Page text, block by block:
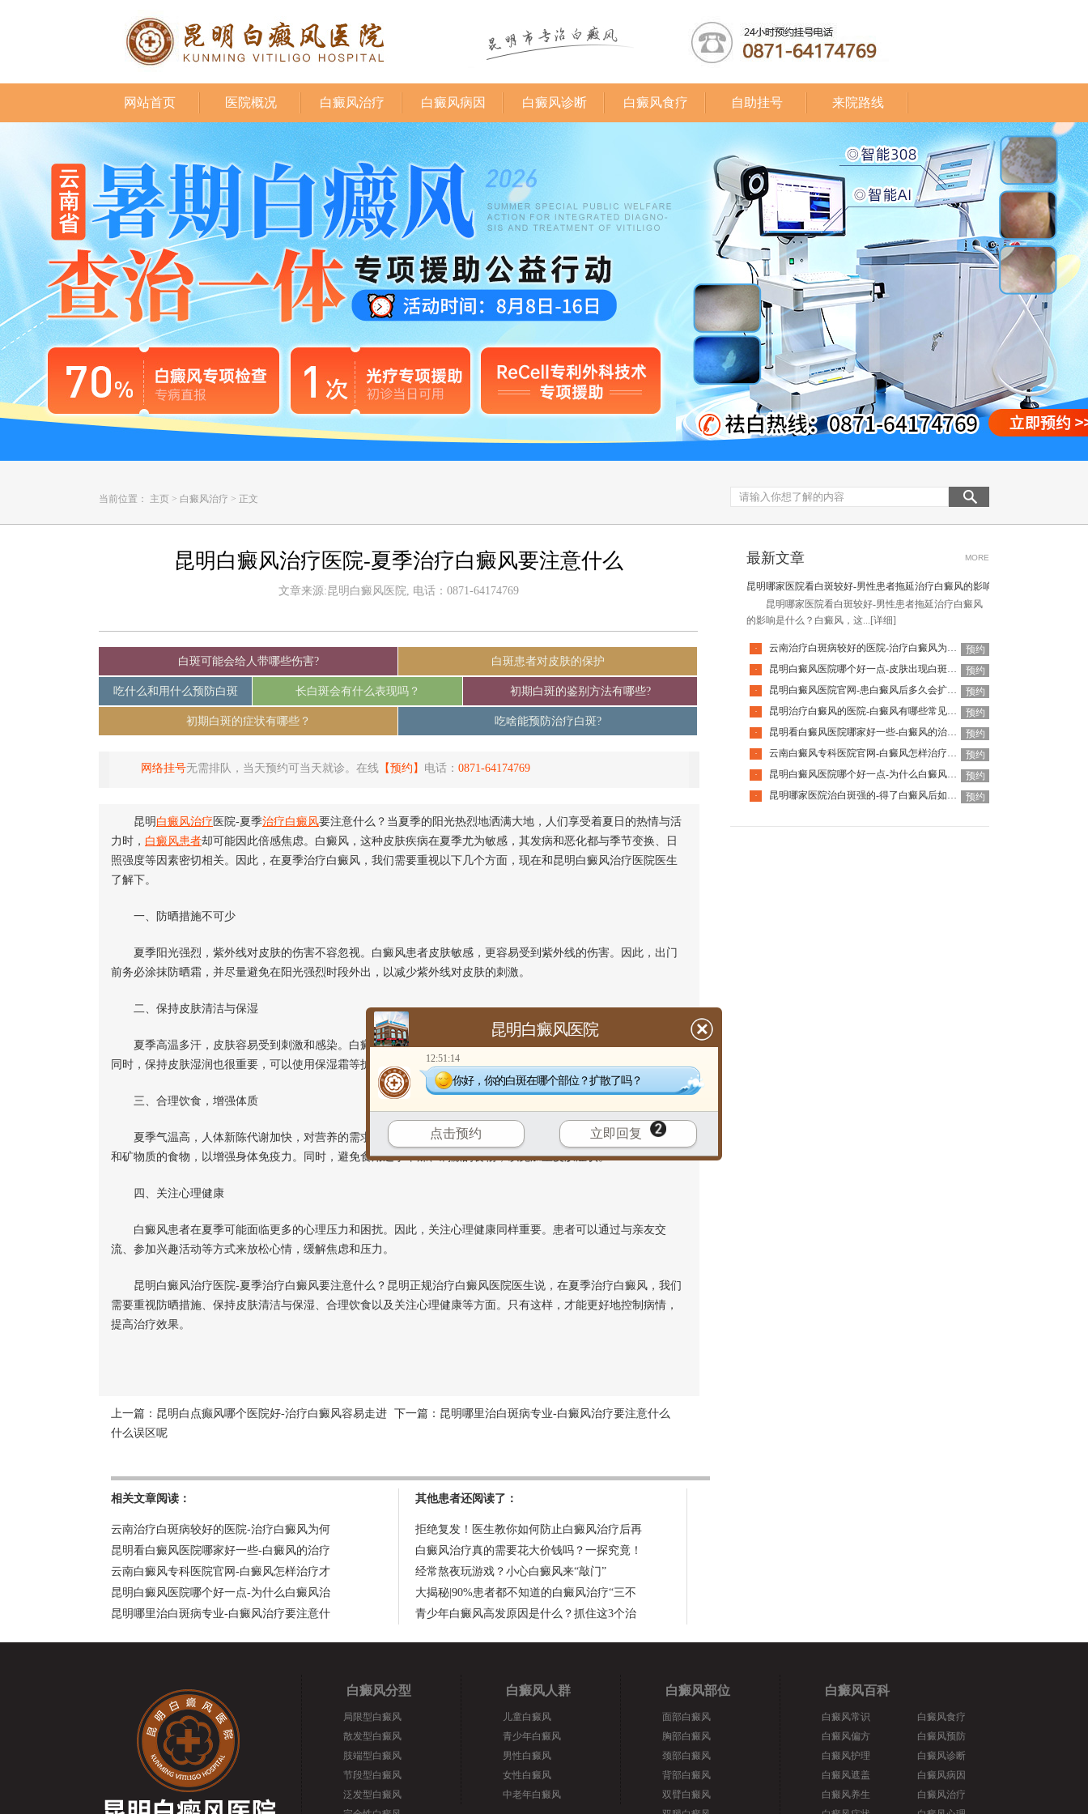
网站首页 医院概况 白癜风治疗 白癜风病因 白癜风诊断 白癜风食疗 自助挂号 来院路线
当前位置： 主页 > 白癜风治疗 > 正文
昆明白癜风治疗医院-夏季治疗白癜风要注意什么
文章来源:昆明白癜风医院, 电话：0871-64174769
白斑可能会给人带哪些伤害? 白斑患者对皮肤的保护
吃什么和用什么预防白斑 长白斑会有什么表现吗？ 初期白斑的鉴别方法有哪些?
初期白斑的症状有哪些？ 吃啥能预防治疗白斑?
网络挂号无需排队，当天预约可当天就诊。在线 【预约】 电话： 0871-64174769
昆明 白癜风治疗 医院-夏季治疗白癜风要注意什么？当夏季的阳光热烈地洒满大地，人们享受着夏日的热情与活
力时， 白癜风患者却可能因此倍感焦虑。白癜风，这种皮肤疾病在夏季尤为敏感，其发病和恶化都与季节变换、日
照强度等因素密切相关。因此，在夏季治疗白癜风，我们需要重视以下几个方面，现在和昆明白癜风治疗医院医生
了解下。
一、防晒措施不可少
夏季阳光强烈，紫外线对皮肤的伤害不容忽视。白癜风患者皮肤敏感，更容易受到紫外线的伤害。因此，出门
前务必涂抹防晒霜，并尽量避免在阳光强烈时段外出，以减少紫外线对皮肤的刺激。
二、保持皮肤清洁与保湿
夏季高温多汗，皮肤容易受到刺激和感染。白癜风患者应保持皮肤清洁，定期洗澡，并使用温和的洗护产品。
同时，保持皮肤湿润也很重要，可以使用保湿霜等护肤品来锁住皮肤水分。
三、合理饮食，增强体质
夏季气温高，人体新陈代谢加快，对营养的需求也相应增加。白癜风患者应保证饮食均衡，多摄入富含维生素
和矿物质的食物，以增强身体免疫力。同时，避免食用过于辛辣、刺激的食物，以免加重皮肤症状。
四、关注心理健康
白癜风患者在夏季可能面临更多的心理压力和困扰。因此，关注心理健康同样重要。患者可以通过与亲友交
流、参加兴趣活动等方式来放松心情，缓解焦虑和压力。
昆明白癜风治疗医院-夏季治疗白癜风要注意什么？昆明正规治疗白癜风医院医生说，在夏季治疗白癜风，我们
需要重视防晒措施、保持皮肤清洁与保湿、合理饮食以及关注心理健康等方面。只有这样，才能更好地控制病情，
提高治疗效果。
上一篇： 昆明白点癫风哪个医院好-治疗白癜风容易走进
什么误区呢
下一篇： 昆明哪里治白斑病专业-白癜风治疗要注意什么
相关文章阅读：
云南治疗白斑病较好的医院-治疗白癜风为何
昆明看白癜风医院哪家好一些-白癜风的治疗
云南白癜风专科医院官网-白癜风怎样治疗才
昆明白癜风医院哪个好一点-为什么白癜风治
昆明哪里治白斑病专业-白癜风治疗要注意什
其他患者还阅读了：
拒绝复发！医生教你如何防止白癜风治疗后再
白癜风治疗真的需要花大价钱吗？一探究竟！
经常熬夜玩游戏？小心白癜风来“敲门”
大揭秘|90%患者都不知道的白癜风治疗“三不
青少年白癜风高发原因是什么？抓住这3个治
最新文章 MORE
昆明哪家医院看白斑较好-男性患者拖延治疗白癜风的影响是什么
昆明哪家医院看白斑较好-男性患者拖延治疗白癜风
的影响是什么？白癜风，这... [详细]
· 云南治疗白斑病较好的医院-治疗白癜风为何如此难呢
预约
·
昆明白癜风医院哪个好一点-皮肤出现白斑会是白癜风吗
预约
·
昆明白癜风医院官网-患白癜风后多久会扩散呢
预约
·
昆明治疗白癜风的医院-白癜风有哪些常见谣言呢
预约
·
昆明看白癜风医院哪家好一些-白癜风的治疗要注意什么呢
预约
·
云南白癜风专科医院官网-白癜风怎样治疗才科学呢
预约
·
昆明白癜风医院哪个好一点-为什么白癜风治疗周期那么长呢
预约
·
昆明哪家医院治白斑强的-得了白癜风后如何调节心理问题呢 预约
白癜风分型
局限型白癜风
散发型白癜风
肢端型白癜风
节段型白癜风
泛发型白癜风
白癜风人群
儿童白癜风
青少年白癜风
男性白癜风
女性白癜风
中老年白癜风
白癜风部位
面部白癜风
胸部白癜风
颈部白癜风
背部白癜风
双臂白癜风
白癜风百科
白癜风常识
白癜风偏方
白癜风护理
白癜风遮盖
白癜风养生
白癜风食疗
白癜风预防
白癜风诊断
白癜风病因
白癜风治疗
昆明白癜风医院
12:51:14
你好，你的白斑在哪个部位？扩散了吗？
点击预约 立即回复